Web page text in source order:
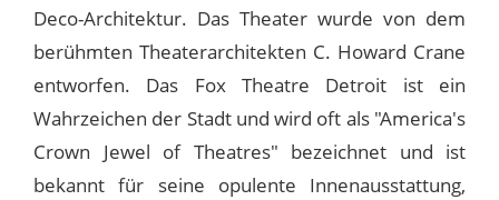
Deco-Architektur. Das Theater wurde von dem
berühmten Theaterarchitekten C. Howard Crane
entworfen. Das Fox Theatre Detroit ist ein
Wahrzeichen der Stadt und wird oft als "America's
Crown Jewel of Theatres" bezeichnet und ist
bekannt für seine opulente Innenausstattung,